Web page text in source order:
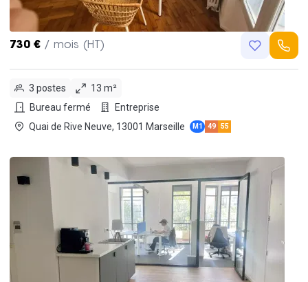
730 € / mois (HT)
3 postes
13 m²
Bureau fermé
Entreprise
Quai de Rive Neuve, 13001 Marseille
M1 49 55